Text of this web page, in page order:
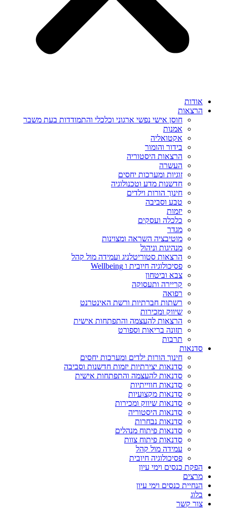
אודות
הרצאות
חוסן אישי נפשי ארגוני וכלכלי והתמודדות בעת משבר
אמנות
אקטואליה
בידור והומור
הרצאות היסטוריה
העשרה
זוגיות ומערכות יחסים
חדשנות מדע וטכנולוגיה
חינוך הורות וילדים
טבע וסביבה
יזמות
כלכלה ועסקים
מגדר
מוטיבציה השראה ומצוינות
מנהיגות וניהול
הרצאות סטוריטלניג ועמידה מול קהל
פסיכולוגיה חיובית ו Wellbeing
צבא וביטחון
קריירה ותעסוקה
רפואה
רשתות חברתיות ורשת האינטרנט
שיווק ומכירות
הרצאות להעצמה והתפתחות אישית
תזונה בריאות וספורט
תרבות
סדנאות
חינוך הורות ילדים ומערכות יחסים
סדנאות יצירתיות יזמות חדשנות וסביבה
סדנאות להעצמה והתפתחות אישית
סדנאות חווייתיות
סדנאות מקצועיות
סדנאות שיווק ומכירות
סדנאות היסטוריה
סדנאות נבחרות
סדנאות פיתוח מנהלים
סדנאות פיתוח צוות
עמידה מול קהל
פסיכולוגיה חיובית
הפקת כנסים וימי עיון
מרצים
הנחיית כנסים וימי עיון
בלוג
צור קשר